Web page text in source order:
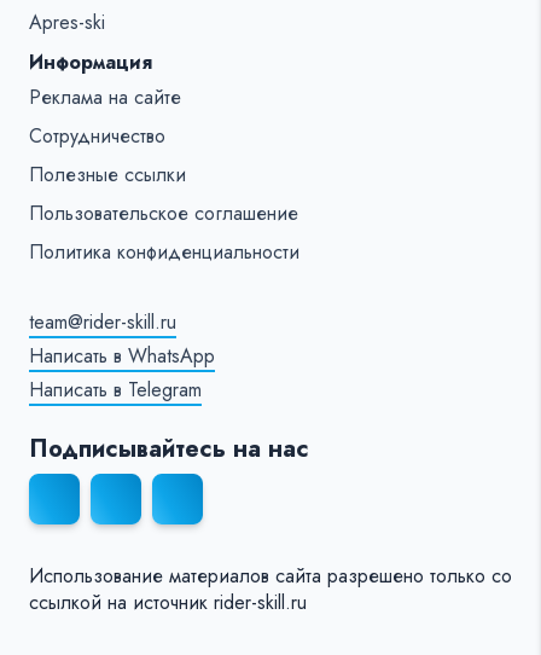
Apres-ski
Информация
Реклама на сайте
Сотрудничество
Полезные ссылки
Пользовательское соглашение
Политика конфиденциальности
team@rider-skill.ru
Написать в WhatsApp
Написать в Telegram
Подписывайтесь на нас
Использование материалов сайта разрешено только со
ссылкой на источник rider-skill.ru